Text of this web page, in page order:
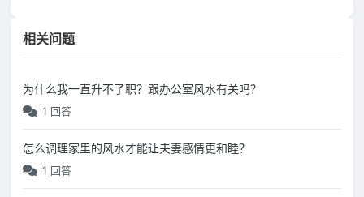
相关问题
为什么我一直升不了职？跟办公室风水有关吗？
1 回答
怎么调理家里的风水才能让夫妻感情更和睦？
1 回答